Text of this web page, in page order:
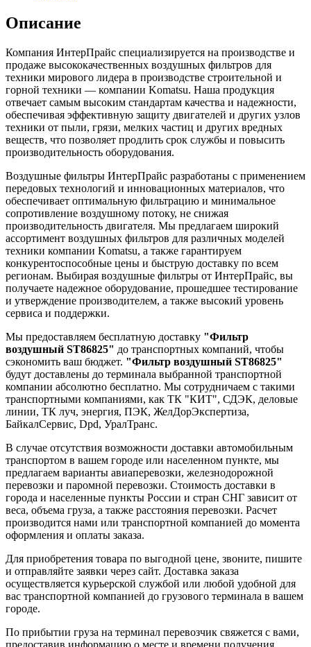
Описание
Компания ИнтерПрайс специализируется на производстве и
продаже высококачественных воздушных фильтров для
техники мирового лидера в производстве строительной и
горной техники — компании Komatsu. Наша продукция
отвечает самым высоким стандартам качества и надежности,
обеспечивая эффективную защиту двигателей и других узлов
техники от пыли, грязи, мелких частиц и других вредных
веществ, что позволяет продлить срок службы и повысить
производительность оборудования.
Воздушные фильтры ИнтерПрайс разработаны с применением
передовых технологий и инновационных материалов, что
обеспечивает оптимальную фильтрацию и минимальное
сопротивление воздушному потоку, не снижая
производительность двигателя. Мы предлагаем широкий
ассортимент воздушных фильтров для различных моделей
техники компании Komatsu, а также гарантируем
конкурентоспособные цены и быструю доставку по всем
регионам. Выбирая воздушные фильтры от ИнтерПрайс, вы
получаете надежное оборудование, прошедшее тестирование
и утверждение производителем, а также высокий уровень
сервиса и поддержки.
Мы предоставляем бесплатную доставку "Фильтр
воздушный ST86825" до транспортных компаний, чтобы
сэкономить ваш бюджет. "Фильтр воздушный ST86825"
будут доставлены до терминала выбранной транспортной
компании абсолютно бесплатно. Мы сотрудничаем с такими
транспортными компаниями, как ТК "КИТ", СДЭК, деловые
линии, ТК луч, энергия, ПЭК, ЖелДорЭкспертиза,
БайкалСервис, Dpd, УралТранс.
В случае отсутствия возможности доставки автомобильным
транспортом в вашем городе или населенном пункте, мы
предлагаем варианты авиаперевозки, железнодорожной
перевозки и паромной перевозки. Стоимость доставки в
города и населенные пункты России и стран СНГ зависит от
веса, объема груза, а также расстояния перевозки. Расчет
производится нами или транспортной компанией до момента
оформления и оплаты заказа.
Для приобретения товара по выгодной цене, звоните, пишите
и отправляйте заявки через сайт. Доставка заказа
осуществляется курьерской службой или любой удобной для
вас транспортной компанией до грузового терминала в вашем
городе.
По прибытии груза на терминал перевозчик свяжется с вами,
предоставив информацию о месте и времени получения